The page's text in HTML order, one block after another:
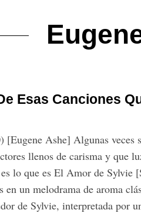
Esas Canciones
Ashe] Algunas veces
llenos de carisma y que
lo que es El Amor de Sylvie
en un melodrama de aroma
de Sylvie, interpretada por